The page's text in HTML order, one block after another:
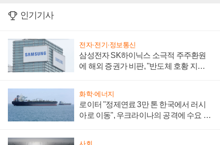
인기기사
전자·전기·정보통신
삼성전자 SK하이닉스 소극적 주주환원
에 해외 증권가 비판, "반도체 호황 지속
화학·에너지
로이터 "정제연료 3만 톤 한국에서 러시
아로 이동", 우크라이나의 공격에 수요 늘